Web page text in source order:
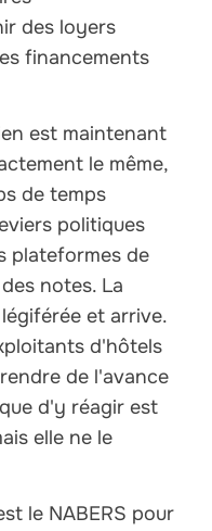
des loyers
financements
est maintenant
le même,
de temps
politiques
plateformes de
notes. La
et arrive.
d'hôtels
de l'avance
d'y réagir est
elle ne le
le NABERS pour